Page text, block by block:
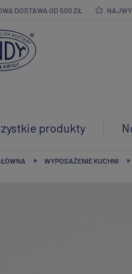
DOSTAWA OD 500 ZŁ
produkty
» WYPOSAŻENIE KUCHNI »